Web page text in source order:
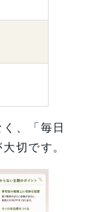
、「毎日
切です。